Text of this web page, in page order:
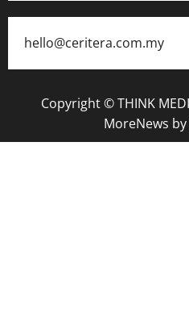
hello@ceritera.com.my
Copyright © THINK
MoreNews